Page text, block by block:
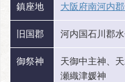
鎮座地 大阪府南河内
旧国郡 河内国石川郡
御祭神
天御中主神、
瀬織津媛神